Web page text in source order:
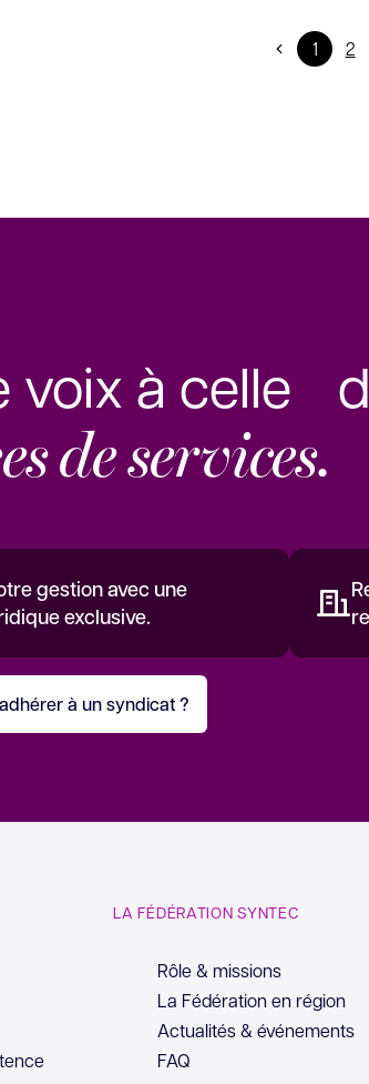
1 2
voix à celle
de services.
gestion avec une
exclusive.
à un syndicat ?
LA FÉDÉRATION SYNTEC
Rôle & missions
La Fédération en région
Actualités & événements
FAQ